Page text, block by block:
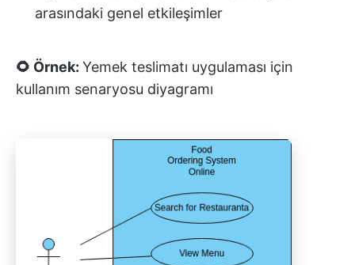
arasındaki genel etkileşimler
🌻 Örnek: Yemek teslimatı uygulaması için
kullanım senaryosu diyagramı